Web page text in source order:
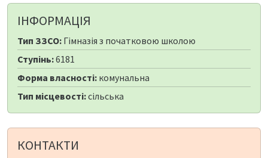
ІНФОРМАЦІЯ
Тип ЗЗСО: Гімназія з початковою школою
Ступінь:6181
Форма власності: комунальна
Тип місцевості:сільська
КОНТАКТИ